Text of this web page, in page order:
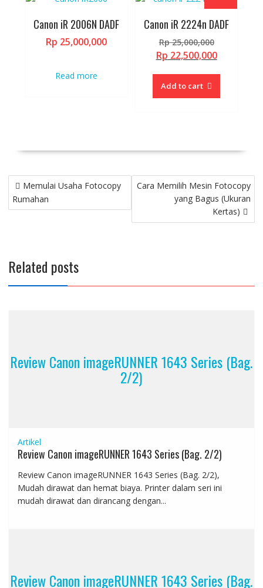
Canon iR 2006N DADF
Rp 25,000,000
Read more
Canon iR 2224n DADF
Rp25,000,000Original
price
Rp 22,500,000Current
Add to cart
Post
navigation
Memulai Usaha Fotocopy
Rumahan
Cara Memilih Mesin Fotocopy
yang Bagus (Ukuran
Kertas)
Related posts
Review Canon imageRUNNER 1643 Series (Bag.
2/2)
Artikel
Review Canon imageRUNNER 1643 Series (Bag. 2/2)
Review Canon imageRUNNER 1643 Series (Bag. 2/2),
Mudah dirawat dan hemat biaya. Printer dalam seri ini
mudah dirawat dan dirancang dengan...
Review Canon imageRUNNER 1643 Series (Bag.